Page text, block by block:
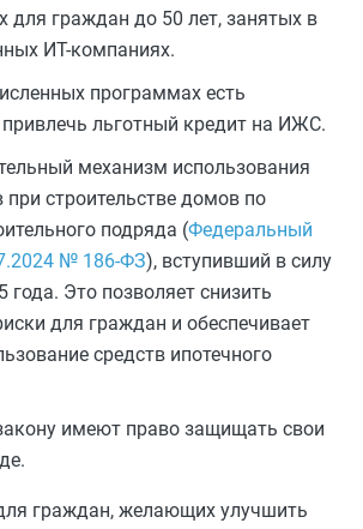
для граждан до 50 лет, занятых в
ИТ-компаниях.
программах есть
льготный кредит на ИЖС.
механизм использования
при строительстве домов по
подряда (Федеральный
№ 186-ФЗ), вступивший в силу
года. Это позволяет снизить
для граждан и обеспечивает
средств ипотечного
имеют право защищать свои
граждан, желающих улучшить